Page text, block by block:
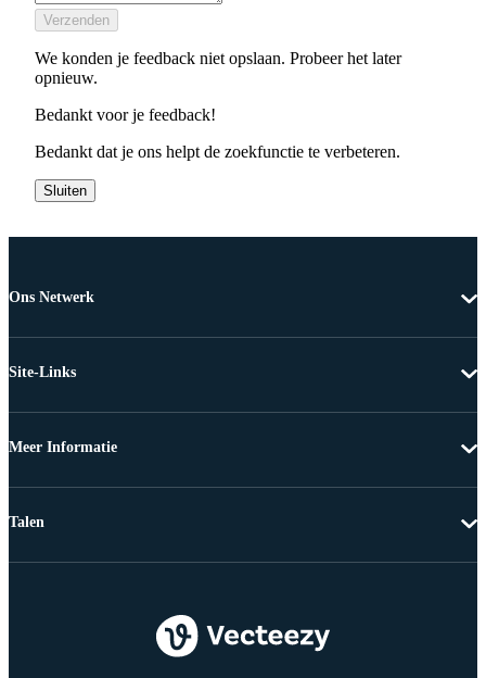
Verzenden
We konden je feedback niet opslaan. Probeer het later
opnieuw.
Bedankt voor je feedback!
Bedankt dat je ons helpt de zoekfunctie te verbeteren.
Sluiten
Ons Netwerk
Site-Links
Meer Informatie
Talen